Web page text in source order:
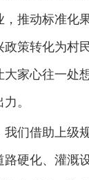
，推动标准化
政策转化为村
大家心往一处
。
我们借助上级
路硬化、灌溉